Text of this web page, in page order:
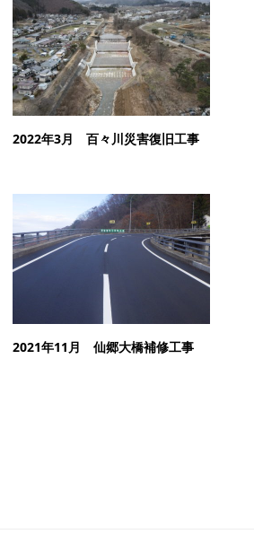
2022年3月 百々川災害復旧工事
2021年11月 仙郷大橋補修工事